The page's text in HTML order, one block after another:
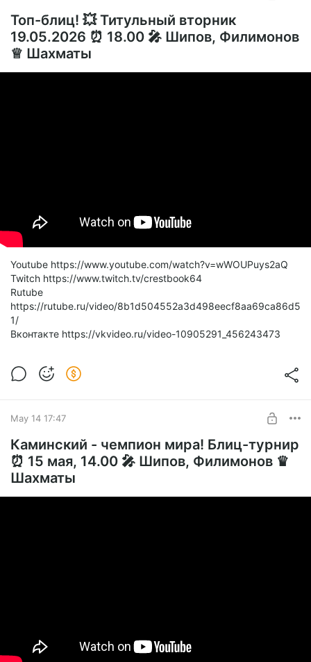
Топ-блиц! 💥 Титульный вторник
19.05.2026 ⏰ 18.00 🎤 Шипов, Филимонов
♕ Шахматы
Youtube https://www.youtube.com/watch?v=wWOUPuys2aQ
Twitch https://www.twitch.tv/crestbook64
Rutube
https://rutube.ru/video/8b1d504552a3d498eecf8aa69ca86d5
1/
Вконтакте https://vkvideo.ru/video-10905291_456243473
May 14 17:47
Каминский - чемпион мира! Блиц-турнир
⏰ 15 мая, 14.00 🎤 Шипов, Филимонов ♛
Шахматы